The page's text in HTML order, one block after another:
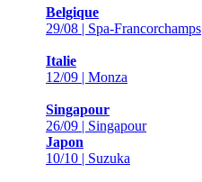
Belgique
29/08 | Spa-Francorchamps
Italie
12/09 | Monza
Singapour
26/09 | Singapour
Japon
10/10 | Suzuka